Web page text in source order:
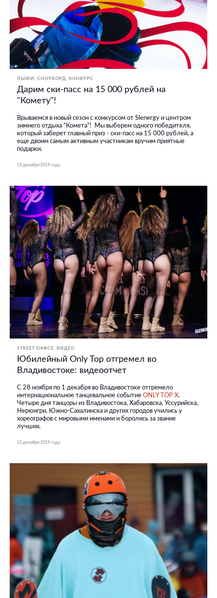
ЛЫЖИ, СНОУБОРД КОНКУРС
Дарим ски-пасс на 15 000 рублей на
"Комету"!
Врываемся в новый сезон с конкурсом от Slenergy и центром
зимнего отдыха “Комета”! Мы выберем одного победителя,
который заберет главный приз - ски-пасс на 15 000 рублей, а
еще двоим самым активным участникам вручим приятные
подарки.
13 декабря 2019 года
STREET DANCE ВИДЕО
Юбилейный Only Top отгремел во
Владивостоке: видеоотчет
C 28 ноября по 1 декабря во Владивостоке отгремело
интернациональное танцевальное событие ONLY TOP X.
Четыре дня танцоры из Владивостока, Хабаровска, Уссурийска,
Нерюнгри, Южно-Сахалинска и других городов учились у
хореографов с мировыми именами и боролись за звание
лучших.
12 декабря 2019 года